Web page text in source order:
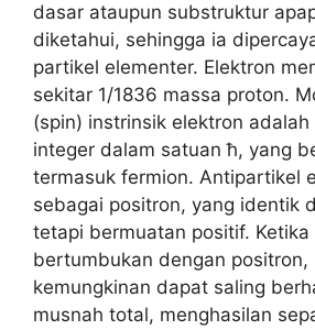
dasar ataupun substruktur
diketahui, sehingga ia
partikel elementer. Elektron
sekitar 1/1836 massa proton.
(spin) instrinsik elektron
integer dalam satuan ħ, yang
termasuk fermion. Antipartikel
sebagai positron, yang identik
tetapi bermuatan positif.
bertumbukan dengan positron,
kemungkinan dapat saling
musnah total, menghasilan